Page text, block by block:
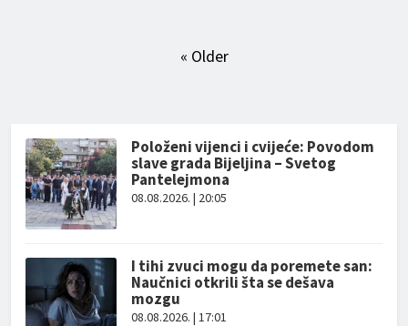
« Older
Položeni vijenci i cvijeće: Povodom
slave grada Bijeljina – Svetog
Pantelejmona
08.08.2026. | 20:05
I tihi zvuci mogu da poremete san:
Naučnici otkrili šta se dešava
mozgu
08.08.2026. | 17:01